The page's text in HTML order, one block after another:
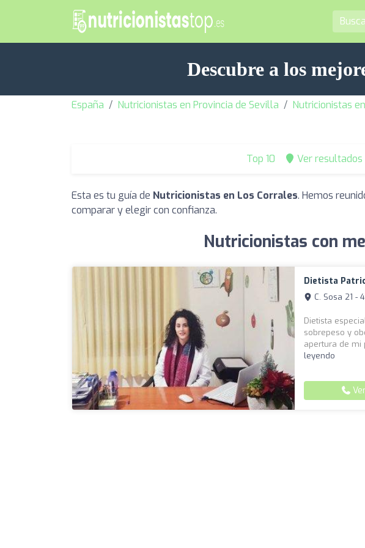
Descubre a los
España Nutricionistas en Provincia de Sevilla Nutricionistas
Top 10 Ver
Esta es tu guía de Nutricionistas en Los Corrales. Hemos
comparar y elegir con confianza.
Nutricionistas con
Dietista
C. Sosa 21 -
Dietista
sobrepeso y
apertura de mi
leyendo